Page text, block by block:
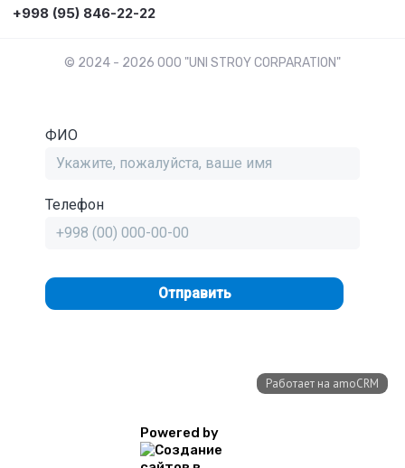
+998 (95) 846-22-22
© 2024 - 2026 OOO "UNI STROY CORPARATION"
Powered by